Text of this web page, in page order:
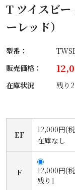
T ツイスビ
ーレッド）
型番：
販売価格：
在庫状況 残り2
EF
12,000円(
在庫なし
F
12,000円(
残り1